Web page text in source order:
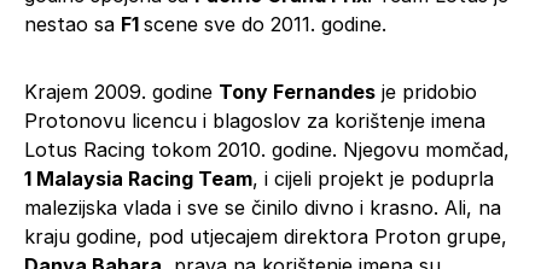
nestao sa F1 scene sve do 2011. godine.
Krajem 2009. godine Tony Fernandes je pridobio
Protonovu licencu i blagoslov za korištenje imena
Lotus Racing tokom 2010. godine. Njegovu momčad,
1 Malaysia Racing Team, i cijeli projekt je poduprla
malezijska vlada i sve se činilo divno i krasno. Ali, na
kraju godine, pod utjecajem direktora Proton grupe,